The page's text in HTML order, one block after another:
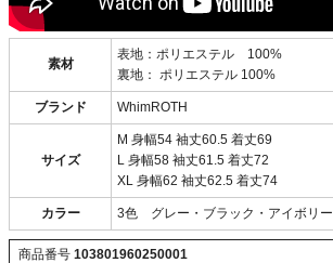
素材
表地：ポリエステル 100%
裏地： ポリエステル 100%
ブランド WhimROTH
サイズ
M 身幅54 袖丈60.5 着丈69
L 身幅58 袖丈61.5 着丈72
XL 身幅62 袖丈62.5 着丈74
カラー 3色 グレー・ブラック・アイボリー
商品番号 103801960250001